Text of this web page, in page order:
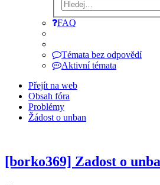
FAQ
Témata bez odpovědí
Aktivní témata
Přejít na web
Obsah fóra
Problémy
Žádost o unban
[borko369] Zadost o